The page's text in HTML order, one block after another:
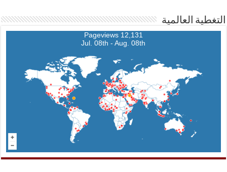
التغطية العالمية
12,131 Pageviews
Jul. 08th - Aug. 08th